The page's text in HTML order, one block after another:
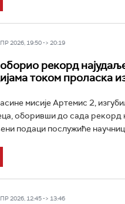
2026, 19:50 -> 20:19
рекорд
током проласка
мисије Артемис 2,
оборивши до сада рекорд
подаци послужиће
2026, 12:45 -> 13:46